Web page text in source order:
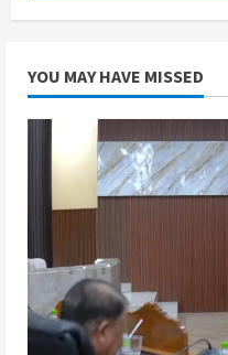
YOU MAY HAVE MISSED